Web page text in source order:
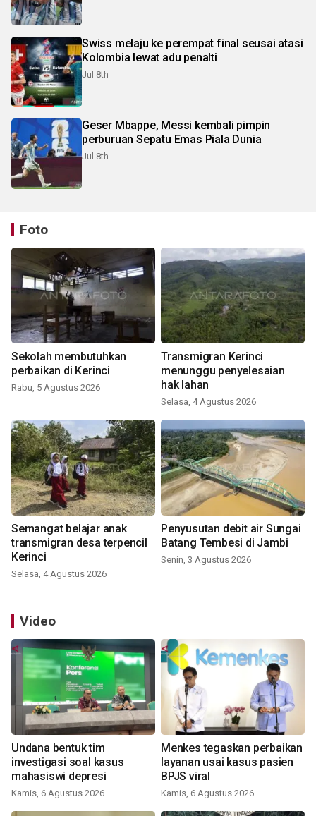
Swiss melaju ke perempat final seusai atasi
Kolombia lewat adu penalti
Jul 8th
Geser Mbappe, Messi kembali pimpin
perburuan Sepatu Emas Piala Dunia
Jul 8th
Foto
Sekolah membutuhkan
perbaikan di Kerinci
Rabu, 5 Agustus 2026
Transmigran Kerinci
menunggu penyelesaian
hak lahan
Selasa, 4 Agustus 2026
Semangat belajar anak
transmigran desa terpencil
Kerinci
Selasa, 4 Agustus 2026
Penyusutan debit air Sungai
Batang Tembesi di Jambi
Senin, 3 Agustus 2026
Video
Undana bentuk tim
investigasi soal kasus
mahasiswi depresi
Kamis, 6 Agustus 2026
Menkes tegaskan perbaikan
layanan usai kasus pasien
BPJS viral
Kamis, 6 Agustus 2026